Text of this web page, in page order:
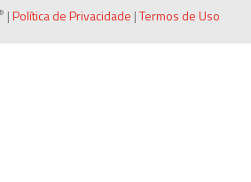
|Política de Privacidade |Termos de Uso